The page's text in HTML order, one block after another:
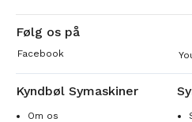
Følg os på
Facebook
Kyndbøl Symaskiner
Om os